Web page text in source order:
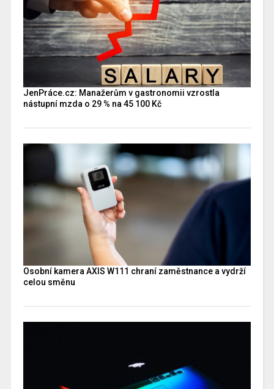
JenPráce.cz: Manažerům v gastronomii vzrostla
nástupní mzda o 29 % na 45 100 Kč
Osobní kamera AXIS W111 chraní zaměstnance a vydrží
celou směnu